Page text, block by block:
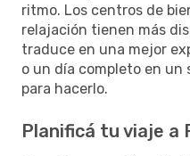
ritmo. Los centros de
relajación tienen más
traduce en una mejor
o un día completo en un
para hacerlo.
Planificá tu viaje a